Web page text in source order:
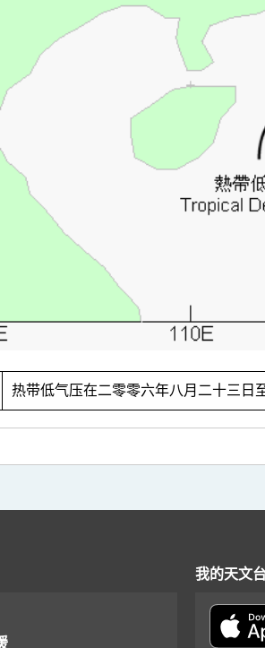
热带低气压在二零零六年八月二十三日
我的天文